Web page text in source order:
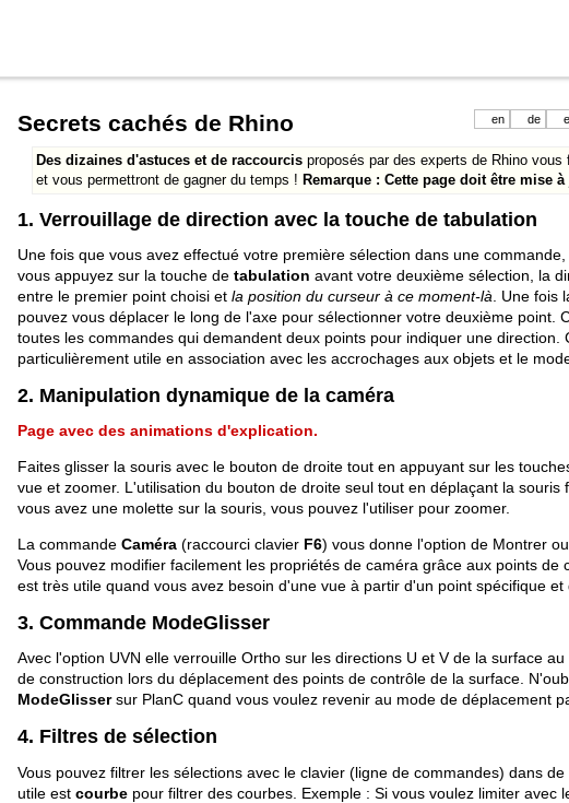
en de
Secrets cachés de Rhino
Des dizaines d'astuces et de raccourcis proposés par des experts de Rhino
et vous permettront de gagner du temps ! Remarque : Cette page doit être mise
1. Verrouillage de direction avec la touche de tabulation
Une fois que vous avez effectué votre première sélection dans une
vous appuyez sur la touche de tabulation avant votre deuxième sélection, la
entre le premier point choisi et la position du curseur à ce moment-là. Une fois
pouvez vous déplacer le long de l'axe pour sélectionner votre deuxième point.
toutes les commandes qui demandent deux points pour indiquer une direction.
particulièrement utile en association avec les accrochages aux objets et le
2. Manipulation dynamique de la caméra
Page avec des animations d'explication.
Faites glisser la souris avec le bouton de droite tout en appuyant sur les
vue et zoomer. L'utilisation du bouton de droite seul tout en déplaçant la souris
vous avez une molette sur la souris, vous pouvez l'utiliser pour zoomer.
La commande Caméra (raccourci clavier F6) vous donne l'option de Montrer
Vous pouvez modifier facilement les propriétés de caméra grâce aux points de
est très utile quand vous avez besoin d'une vue à partir d'un point spécifique
3. Commande ModeGlisser
Avec l'option UVN elle verrouille Ortho sur les directions U et V de la surface
de construction lors du déplacement des points de contrôle de la surface.
ModeGlissersur PlanC quand vous voulez revenir au mode de déplacement
4. Filtres de sélection
Vous pouvez filtrer les sélections avec le clavier (ligne de commandes) dans
utile est courbe pour filtrer des courbes. Exemple : Si vous voulez limiter avec